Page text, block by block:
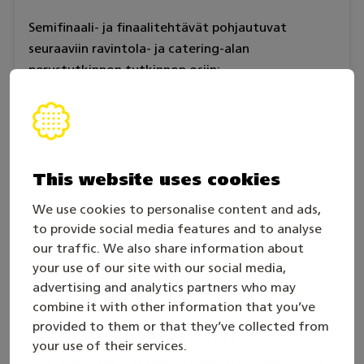
This website uses cookies
We use cookies to personalise content and ads,
to provide social media features and to analyse
our traffic. We also share information about
your use of our site with our social media,
advertising and analytics partners who may
combine it with other information that you’ve
provided to them or that they’ve collected from
your use of their services.
Semifinaali- ja finaalitehtävät pohjautuvat
seuraaviin ravintola- ja catering-alan
perustutkinnon tutkinnon osiin:
ravitsemispalveluissa toimiminen
lounasruokien valmistus
À la carte -ruoanvalmistus
katu- ja pikaruokapalvelut
tilaus- ja juhlaruokien valmistus
kahvilapalvelut.
Menestyvä kilpailijapari:
on oman alansa huippuosaaja